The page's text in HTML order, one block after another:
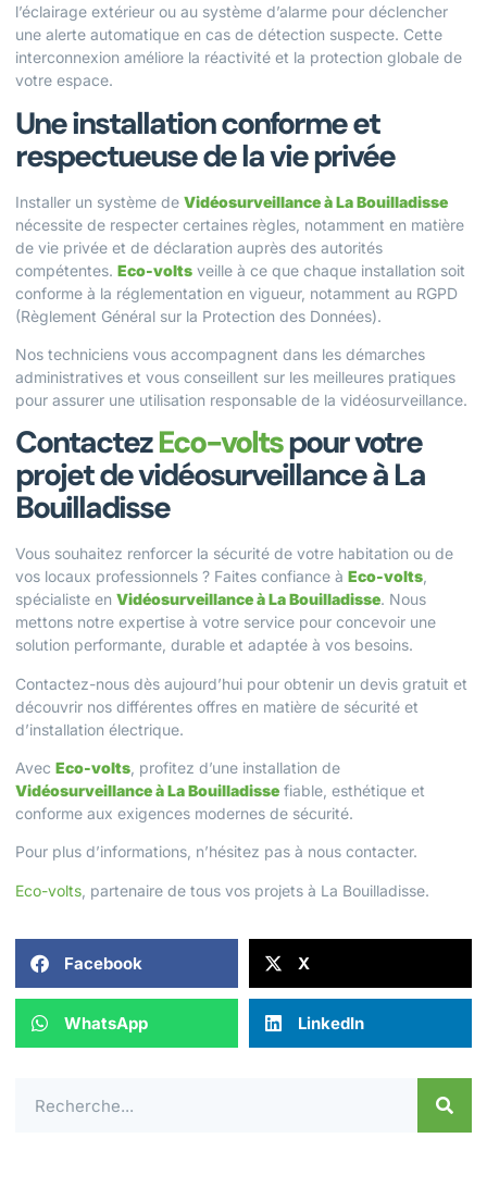
l’éclairage extérieur ou au système d’alarme pour déclencher
une alerte automatique en cas de détection suspecte. Cette
interconnexion améliore la réactivité et la protection globale de
votre espace.
Une installation conforme et
respectueuse de la vie privée
Installer un système de Vidéosurveillance à La Bouilladisse
nécessite de respecter certaines règles, notamment en matière
de vie privée et de déclaration auprès des autorités
compétentes. Eco-volts veille à ce que chaque installation soit
conforme à la réglementation en vigueur, notamment au RGPD
(Règlement Général sur la Protection des Données).
Nos techniciens vous accompagnent dans les démarches
administratives et vous conseillent sur les meilleures pratiques
pour assurer une utilisation responsable de la vidéosurveillance.
ContactezEco-voltspour votre
projet de vidéosurveillance à La
Bouilladisse
Vous souhaitez renforcer la sécurité de votre habitation ou de
vos locaux professionnels ? Faites confiance à Eco-volts
spécialiste en Vidéosurveillance à La Bouilladisse. Nous
mettons notre expertise à votre service pour concevoir une
solution performante, durable et adaptée à vos besoins.
Contactez-nous dès aujourd’hui pour obtenir un devis gratuit et
découvrir nos différentes offres en matière de sécurité et
d’installation électrique.
Avec Eco-volts , profitez d’une installation de
Vidéosurveillance à La Bouilladisse fiable, esthétique et
conforme aux exigences modernes de sécurité.
Pour plus d’informations, n’hésitez pas à nous contacter.
Eco-volts , partenaire de tous vos projets à La Bouilladisse.
Facebook X
WhatsApp LinkedIn